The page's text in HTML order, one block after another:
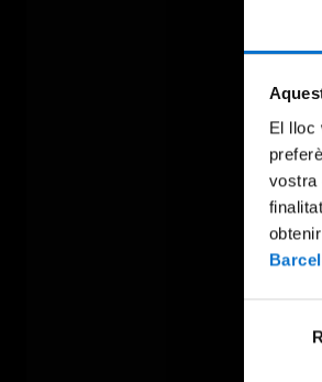
El lloc
vostra